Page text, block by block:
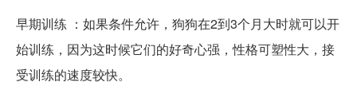
早期训练 ：如果条件允许，狗狗在2到3个月大时就可以开
始训练，因为这时候它们的好奇心强，性格可塑性大，接
受训练的速度较快。